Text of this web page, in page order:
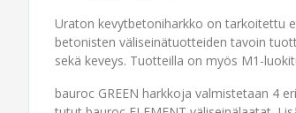
Uraton kevytbetoniharkko on tarkoitettu
betonisten väliseinä­tuotteiden tavoin
sekä keveys. Tuotteilla on myös M1-
bauroc GREEN harkkoja valmistetaan 4